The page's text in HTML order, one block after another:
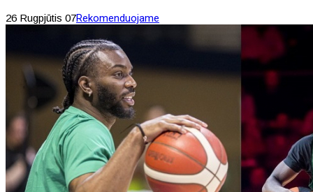
26 Rugpjūtis 07Rekomenduojame